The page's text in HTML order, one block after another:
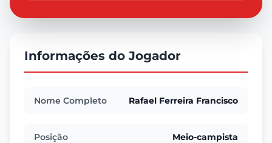
Informações do Jogador
Nome Completo Rafael Ferreira Francisco
Posição Meio-campista